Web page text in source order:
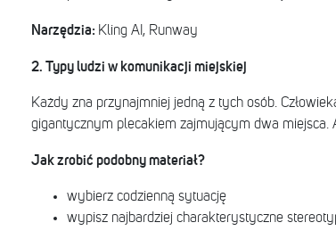
Narzędzia: Kling AI, Runway
2. Typy ludzi w komunikacji miejskiej
Każdy zna przynajmniej jedną z tych osób.
gigantycznym plecakiem zajmującym dwa miejsca.
Jak zrobić podobny materiał?
wybierz codzienną sytuację
wypisz najbardziej charakterystyczne